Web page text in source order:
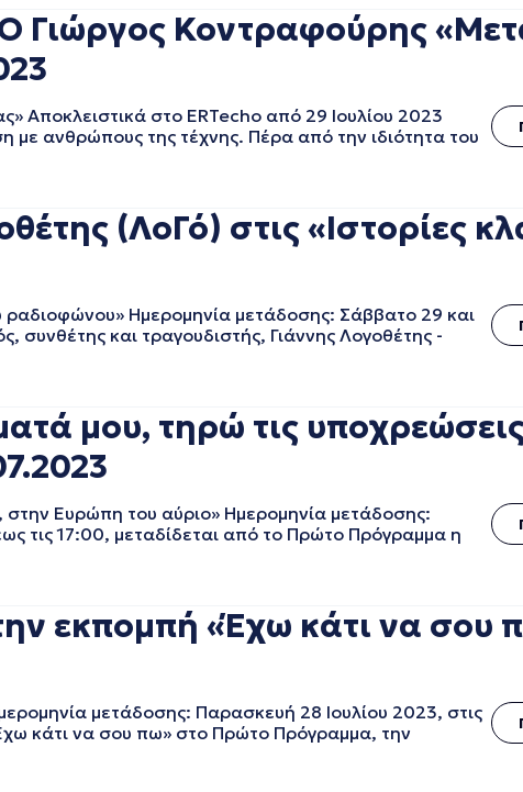
Γιώργος Κοντραφούρης
Αποκλειστικά στο ERTecho από 29 Ιουλίου 2023
ανθρώπους της τέχνης. Πέρα από την ιδιότητα του
(ΛοΓό) στις «Ιστορίες
Ημερομηνία μετάδοσης: Σάββατο 29 και
συνθέτης και τραγουδιστής, Γιάννης Λογοθέτης -
μου, τηρώ τις
Ευρώπη του αύριο» Ημερομηνία μετάδοσης:
τις 17:00, μεταδίδεται από το Πρώτο Πρόγραμμα η
εκπομπή «Έχω κάτι να σου
μετάδοσης: Παρασκευή 28 Ιουλίου 2023, στις
κάτι να σου πω» στο Πρώτο Πρόγραμμα, την